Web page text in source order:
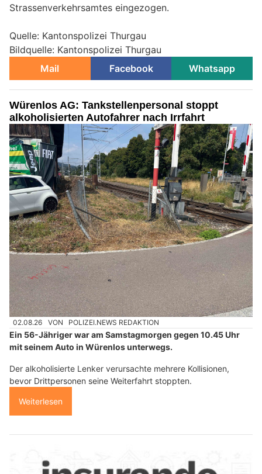
Strassenverkehrsamtes eingezogen.
Quelle: Kantonspolizei Thurgau
Bildquelle: Kantonspolizei Thurgau
Mail
Facebook Whatsapp
Würenlos AG: Tankstellenpersonal stoppt
alkoholisierten Autofahrer nach Irrfahrt
02.08.26 VON POLIZEI.NEWS REDAKTION
Ein 56-Jähriger war am Samstagmorgen gegen 10.45 Uhr
mit seinem Auto in Würenlos unterwegs.
Der alkoholisierte Lenker verursachte mehrere Kollisionen,
bevor Drittpersonen seine Weiterfahrt stoppten.
Weiterlesen